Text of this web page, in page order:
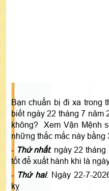
Bạn chuẩn bị đi xa trong
biết ngày 22 tháng 7 năm
không? Xem Vận Mệnh
những thắc mắc này bằng
- Thứ nhất: ngày 22
tốt để xuất hành khi là
- Thứ hai: Ngày 22-7-
kỵ